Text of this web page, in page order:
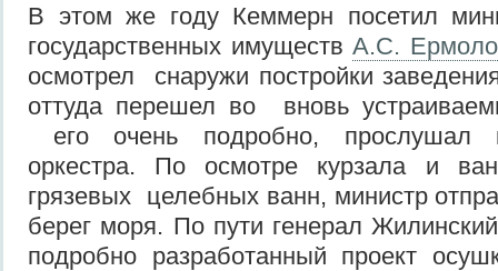
В этом же году Кеммерн посетил
государственных имуществ А.С.
осмотрел снаружи постройки
оттуда перешел во вновь
его очень подробно, прослушал
оркестра. По осмотре курзала и
грязевых целебных ванн, министр
берег моря. По пути генерал
подробно разработанный проект